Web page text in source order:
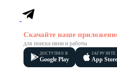
Скачайте наше
для поиска няни и работы
ДОСТУПНО В
Google Play
ЗАГРУЗИТЕ
App Store